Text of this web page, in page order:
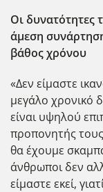
Οι δυνατότητες
άμεση
βάθος χρόνου
«Δεν είμαστε
μεγάλο χρονικό
είναι υψηλού
προπονητής
θα έχουμε
άνθρωποι δεν
είμαστε εκεί,